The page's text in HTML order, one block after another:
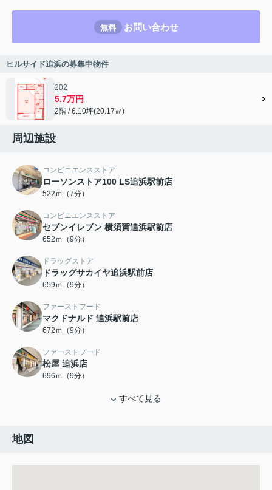
無料 お問い合わせ
ヒルサイド追浜の募集中物件
202
5.7万円
2階 / 6.10坪(20.17㎡)
周辺施設
コンビニエンスストア
ローソンストア100 LS追浜駅前店
522ｍ（7分）
コンビニエンスストア
セブンイレブン 横須賀追浜駅前店
652ｍ（9分）
ドラッグストア
ドラッグサカイヤ追浜駅前店
659ｍ（9分）
ファーストフード
マクドナルド 追浜駅前店
672ｍ（9分）
ファーストフード
松屋 追浜店
696ｍ（9分）
すべて見る
地図